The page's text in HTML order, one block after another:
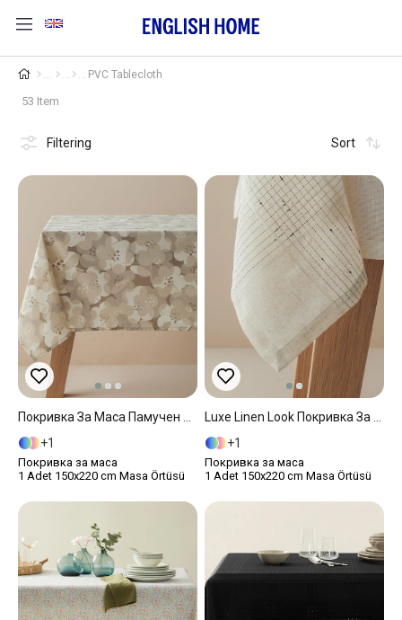
PVC Tablecloth
53 Item
Filtering Sort
1
Покривка за маса
1 Adet 150x220 cm Masa Örtüsü
1
Покривка за маса
1 Adet 150x220 cm Masa Örtüsü